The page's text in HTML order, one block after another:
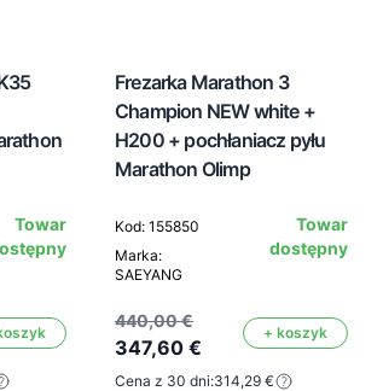
Towar
Frezarka Marathon 3
Champion NEW white +
H200 + pochłaniacz pyłu
Marathon Olimp
Kod: 155850
Marka:
SAEYANG
Towar
dostępny
440,00 €
347,60 €
+ koszyk
Cena z 30 dni:314,29 €